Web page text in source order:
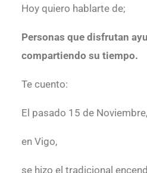
Hoy quiero hablarte de;
Personas que disfrutan
compartiendo su tiempo.
Te cuento:
El pasado 15 de Noviembre,
en Vigo,
se hizo el tradicional